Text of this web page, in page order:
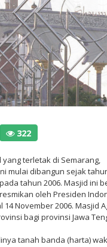
322
yang terletak di Semarang,
mulai dibangun sejak
tahun 2006. Masjid ini
oleh Presiden
November 2006. Masjid
bagi provinsi Jawa
tanah banda (harta)